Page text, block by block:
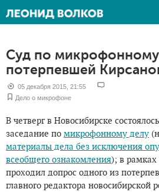
Суд по
потерпевшей
05 декабря 2015, 21:55
Дело о микрофоне
В четверг в Новосибирске
заседание по микрофонному делу
материалы дела без исключения
всеобщего ознакомления); в рамках
проходил допрос одного из
главного редактора новосибирской